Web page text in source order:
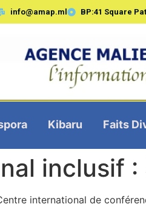
info@amap.ml BP:41 Square
Kibaru Faits
inclusif
international de